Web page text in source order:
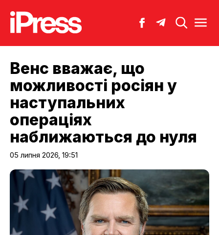
Венс вважає, що
можливості росіян у
наступальних
операціях
наближаються до нуля
05 липня 2026, 19:51